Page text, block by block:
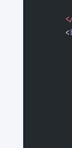
      <